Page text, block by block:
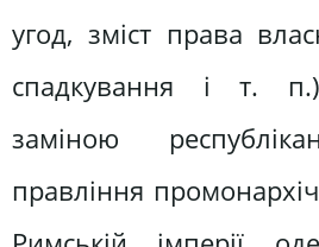
угод, зміст права
спадкування і т.
заміною
правління